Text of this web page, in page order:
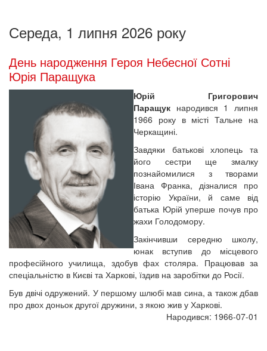
Середа, 1 липня 2026 року
День народження Героя Небесної Сотні
Юрія Паращука
Юрій Григорович
Паращук народився 1 липня
1966 року в місті Тальне на
Черкащині.
Завдяки батькові хлопець та
його сестри ще змалку
познайомилися з творами
Івана Франка, дізналися про
історію України, й саме від
батька Юрій уперше почув про
жахи Голодомору.
Закінчивши середню школу,
юнак вступив до місцевого
професійного училища, здобув фах столяра. Працював за
спеціальністю в Києві та Харкові, їздив на заробітки до Росії.
Був двічі одружений. У першому шлюбі мав сина, а також дбав
про двох доньок другої дружини, з якою жив у Харкові.
Народився: 1966-07-01